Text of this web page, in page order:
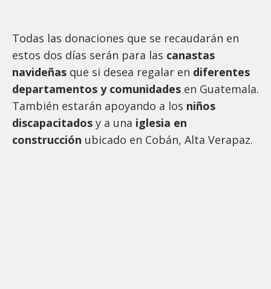
Todas las donaciones que se recaudarán en
estos dos días serán para las canastas
navideñas que si desea regalar en diferentes
departamentos y comunidades en Guatemala.
También estarán apoyando a los niños
discapacitados y a una iglesia en
construcción ubicado en Cobán, Alta Verapaz.